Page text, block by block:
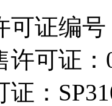
可证编
可证：
：